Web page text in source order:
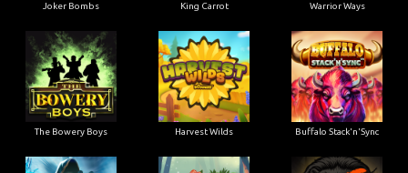
Joker Bombs King Carrot Warrior Ways
The Bowery Boys Harvest Wilds Buffalo Stack'n'Sync